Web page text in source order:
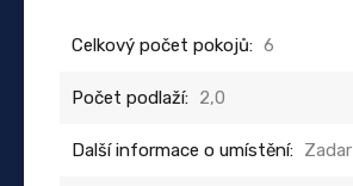
Celkový počet pokojů: 6
Počet podlaží: 2,0
Další informace o umístění: Zadar